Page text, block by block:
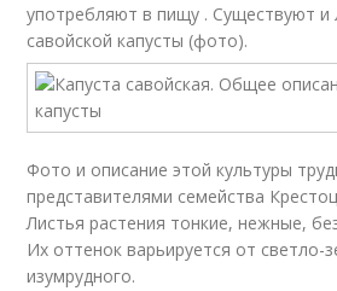
употребляют в пищу . Существуют и
савойской капусты (фото).
Фото и описание этой культуры
представителями семейства
Листья растения тонкие, нежные,
Их оттенок варьируется от светло-
изумрудного.